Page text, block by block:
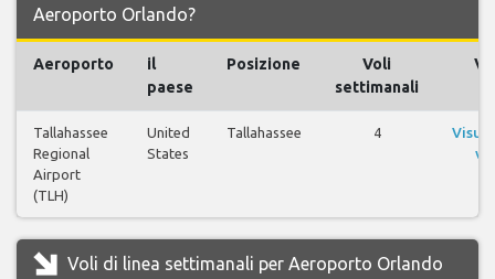
Aeroporto Orlando?
Aeroporto
il
paese
Posizione
Voli
settimanali
Tallahassee
Regional
Airport
(TLH)
United
States
Tallahassee 4
Voli di linea settimanali per Aeroporto Orlando